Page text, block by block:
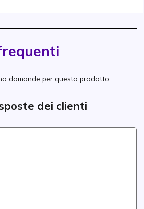
domande per questo prodotto.
dei clienti